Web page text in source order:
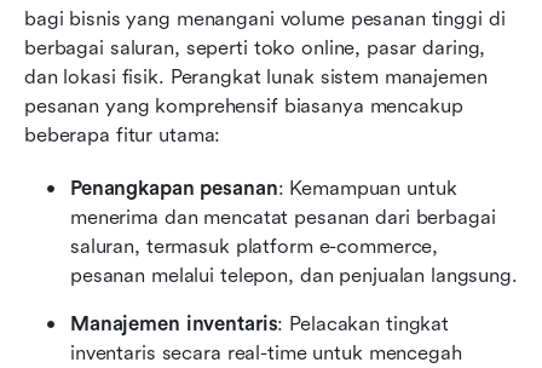
bagi bisnis yang menangani volume pesanan tinggi di
berbagai saluran, seperti toko online, pasar daring,
dan lokasi fisik. Perangkat lunak sistem manajemen
pesanan yang komprehensif biasanya mencakup
beberapa fitur utama:
Penangkapan pesanan: Kemampuan untuk
menerima dan mencatat pesanan dari berbagai
saluran, termasuk platform e-commerce,
pesanan melalui telepon, dan penjualan langsung.
Manajemen inventaris: Pelacakan tingkat
inventaris secara real-time untuk mencegah